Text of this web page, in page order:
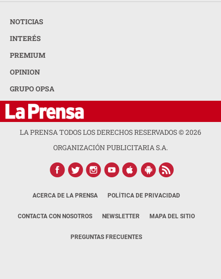
NOTICIAS
INTERÉS
PREMIUM
OPINION
GRUPO OPSA
LA PRENSA TODOS LOS DERECHOS RESERVADOS ©2026
ORGANIZACIÓN PUBLICITARIA S.A.
ACERCA DE LA PRENSA POLÍTICA DE PRIVACIDAD
CONTACTA CON NOSOTROS NEWSLETTER MAPA DEL SITIO
PREGUNTAS FRECUENTES